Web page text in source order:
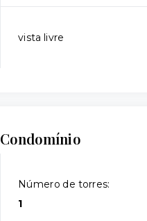
vista livre
Condomínio
Número de torres:
1